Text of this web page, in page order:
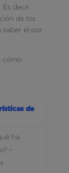
decir,
de los
saber el por
cómo
de
ha
–